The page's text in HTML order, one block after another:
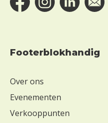
Footerblokhandig
Over ons
Evenementen
Verkooppunten